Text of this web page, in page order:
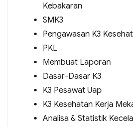
Kebakaran
SMK3
Pengawasan K3
PKL
Membuat Laporan
Dasar-Dasar K3
K3 Pesawat Uap
K3 Kesehatan Kerja
Analisa & Statistik